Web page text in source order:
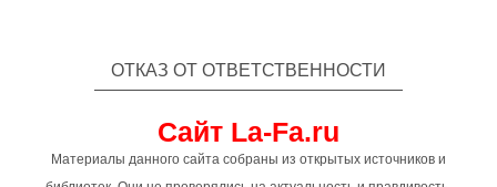
ОТКАЗ ОТ ОТВЕТСТВЕННОСТИ
Сайт La-Fa.ru
Материалы данного сайта собраны из открытых источников и